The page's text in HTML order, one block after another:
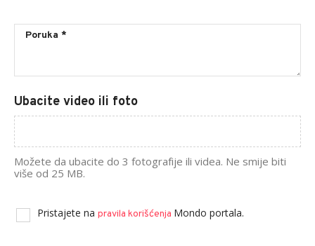
Ubacite video ili foto
Možete da ubacite do 3 fotografije ili videa. Ne smije biti
više od 25 MB.
Pristajete na pravila korišćenja Mondo portala.